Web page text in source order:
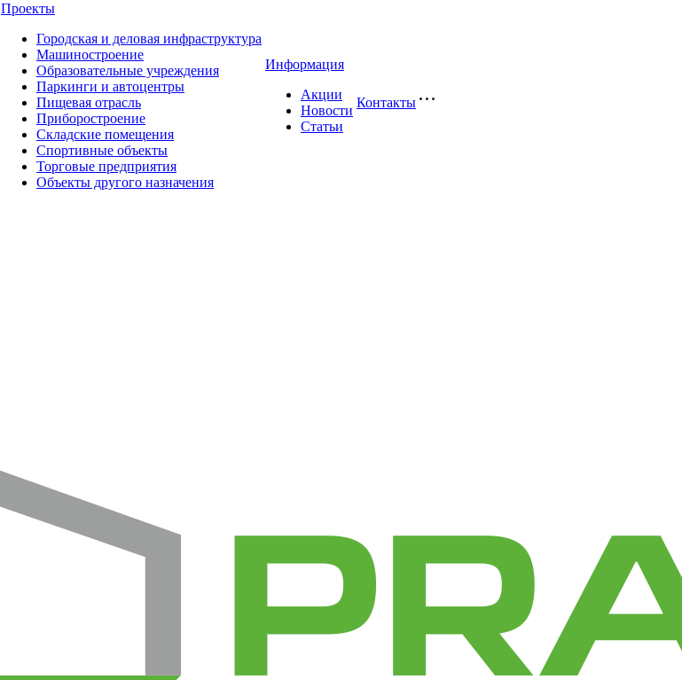
Проекты
Городская и деловая инфраструктура
Машиностроение
Образовательные учреждения
Паркинги и автоцентры
Пищевая отрасль
Приборостроение
Складские помещения
Спортивные объекты
Торговые предприятия
Объекты другого назначения
Информация
Акции
Новости
Статьи
Контакты